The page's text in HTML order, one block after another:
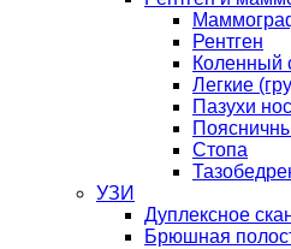
Рентген
Коленный
Легкие
Пазухи
Стопа
УЗИ
Дуплексное
Брюшная